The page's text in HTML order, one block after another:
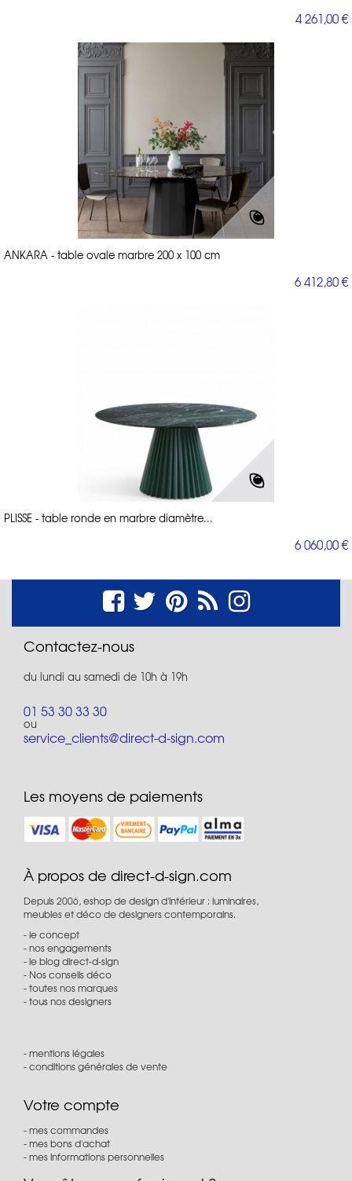
4 261,00 €
ANKARA - table ovale marbre 200 x 100 cm
6 412,80 €
PLISSE - table ronde en marbre diamètre...
6 060,00 €
Contactez-nous
du lundi au samedi de 10h à 19h
01 53 30 33 30
ou
service_clients@direct-d-sign.com
Les moyens de paiements
À propos de direct-d-sign.com
Depuis 2006, eshop de design d'intérieur : luminaires,
meubles et déco de designers contemporains.
le concept
nos engagements
le blog direct-d-sign
Nos conseils déco
toutes nos marques
tous nos designers
mentions légales
conditions générales de vente
Votre compte
mes commandes
mes bons d'achat
mes informations personnelles